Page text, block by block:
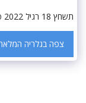
תשחץ 18 רגיל 2022 פתרון
צפה בגלריה